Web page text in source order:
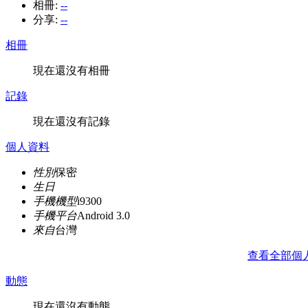
相冊: --
分享: --
相冊
現在還沒有相冊
記錄
現在還沒有記錄
個人資料
性別保密
生日
手機機型i9300
手機平台Android 3.0
來自台灣
查看全部個
動態